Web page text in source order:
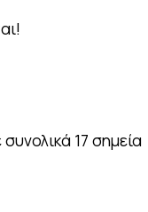
17 σημεία